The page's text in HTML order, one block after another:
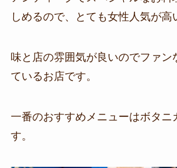
しめるので、とても女性人気が高
味と店の雰囲気が良いのでファン
ているお店です。
一番のおすすめメニューはボタニ
す。